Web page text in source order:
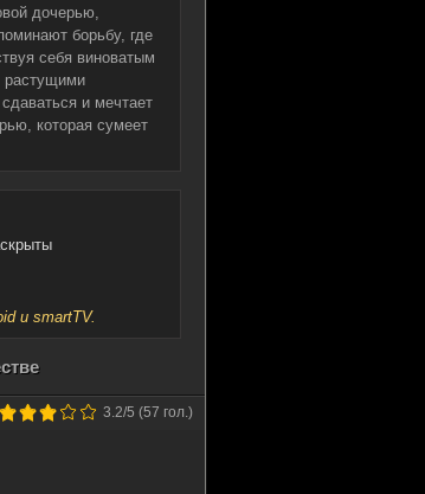
дочерью,
борьбу, где
себя виноватым
растущими
и мечтает
которая сумеет
и smartTV.
3.2/5 (57 гол.)